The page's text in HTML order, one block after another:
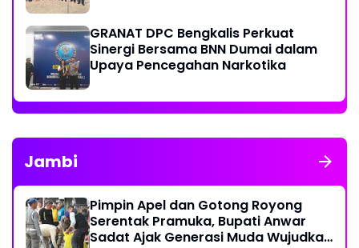
GRANAT DPC Bengkalis Perkuat
Sinergi Bersama BNN Dumai dalam
Upaya Pencegahan Narkotika
Jambi
Pimpin Apel dan Gotong Royong
Serentak Pramuka, Bupati Anwar
Sadat Ajak Generasi Muda Wujudkan